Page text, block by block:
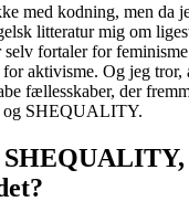
med kodning, men da
litteratur mig om
fortaler for
for aktivisme. Og jeg tror,
fællesskaber, der
og SHEQUALITY.